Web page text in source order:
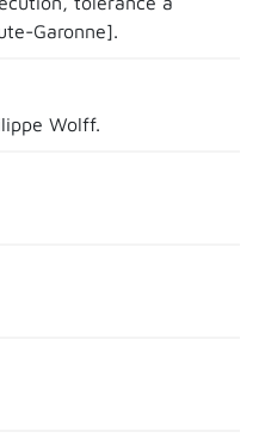
Garonne].
Wolff.